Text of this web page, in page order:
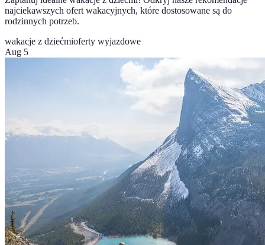
najciekawszych ofert wakacyjnych, które dostosowane są do
rodzinnych potrzeb.
wakacje z dziećmioferty wyjazdowe
Aug 5